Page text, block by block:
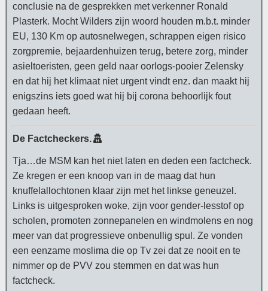
conclusie na de gesprekken met verkenner Ronald
Plasterk. Mocht Wilders zijn woord houden m.b.t. minder
EU, 130 Km op autosnelwegen, schrappen eigen risico
zorgpremie, bejaardenhuizen terug, betere zorg, minder
asieltoeristen, geen geld naar oorlogs-pooier Zelensky
en dat hij het klimaat niet urgent vindt enz. dan maakt hij
enigszins iets goed wat hij bij corona behoorlijk fout
gedaan heeft.
De Factcheckers.
Tja…de MSM kan het niet laten en deden een factcheck.
Ze kregen er een knoop van in de maag dat hun
knuffelallochtonen klaar zijn met het linkse geneuzel.
Links is uitgesproken woke, zijn voor gender-lesstof op
scholen, promoten zonnepanelen en windmolens en nog
meer van dat progressieve onbenullig spul. Ze vonden
een eenzame moslima die op Tv zei dat ze nooit en te
nimmer op de PVV zou stemmen en dat was hun
factcheck.